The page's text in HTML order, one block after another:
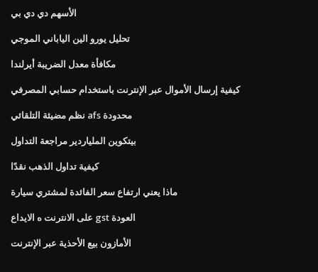
الأسهم دي دي بي
تحليل يورو الين الياباني الموجي
مكافأة معدل الضريبة أيرلندا
كيفية إرسال الأموال عبر الإنترنت باستخدام حسابي المصرفي
نظم مضيئة التلقائي afs محدودة
بيتكوين الملياردير مراجعة التداول
كيفية تداول الذهب نقدًا
ماذا يعني ارتفاع سعر الفائدة لمشتري سيارة
على الانترنت ه الايداع gst العودة
الأمازون بيع الأحذية عبر الإنترنت